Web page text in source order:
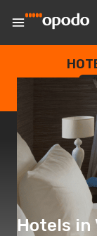
Hotels in